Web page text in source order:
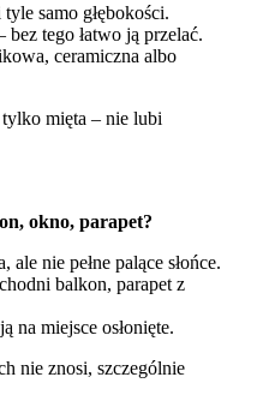
samo głębokości.
tego łatwo ją przelać.
ceramiczna albo
mięta – nie lubi
okno, parapet?
nie pełne palące słońce.
balkon, parapet z
na miejsce osłonięte.
nie znosi, szczególnie